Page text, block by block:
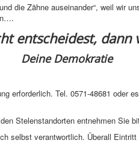
die Zähne auseinander“, weil wir
entscheidest, dann
Deine Demokratie
erforderlich. Tel. 0571-48681 oder
Stelenstandorten entnehmen Sie
selbst verantwortlich. Überall